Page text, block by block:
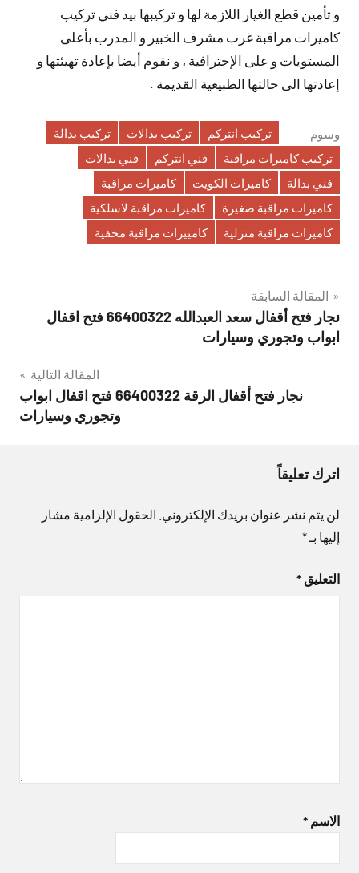
و تأمين قطع الغيار اللازمة لها و تركيبها بيد فني تركيب
كاميرات مراقبة غرب مشرف الخبير و المدرب بأعلى
المستويات و على الإحترافية ، و نقوم أيضا بإعادة تهيئتها و
إعادتها الى حالتها الطبيعية القديمة .
وسوم تركيب انتركم تركيب بدالات
تركيب بدالة
تركيب كاميرات مراقبة
فني انتركم
فني بدالات
فني بدالة
كاميرات الكويت
كاميرات مراقبة
كاميرات مراقبة صغيرة
كاميرات مراقبة لاسلكية
كاميرات مراقبة منزلية
كامييرات مراقبة مخفية
تصفّح
المقالات
المقالة السابقة
نجار فتح أقفال سعد العبدالله 66400322 فتح اقفال
ابواب وتجوري وسيارات
المقالة التالية
نجار فتح أقفال الرقة 66400322 فتح اقفال ابواب
وتجوري وسيارات
اترك تعليقاً
لن يتم نشر عنوان بريدك الإلكتروني. الحقول الإلزامية مشار
إليها بـ*
التعليق *
الاسم *